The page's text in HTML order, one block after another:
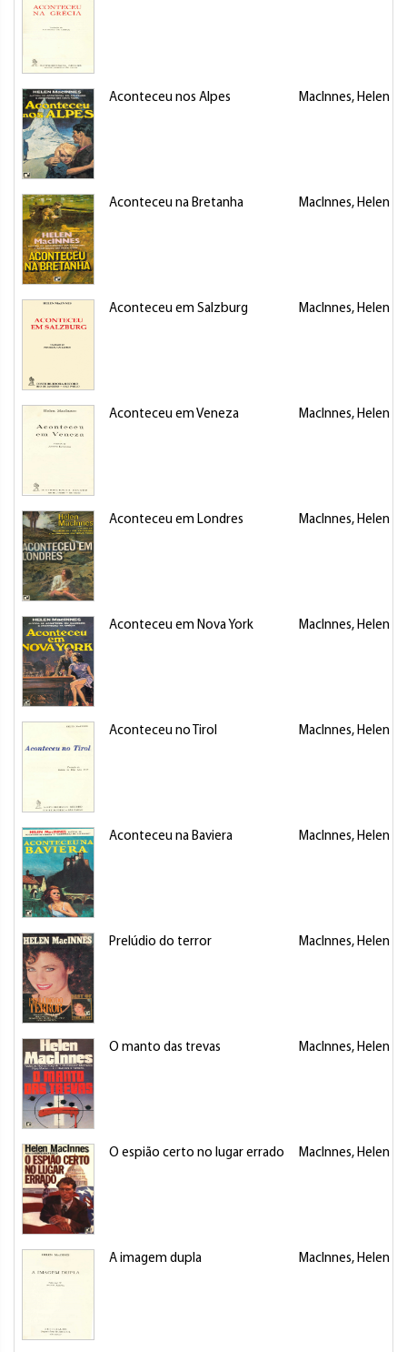
Aconteceu nos Alpes MacInnes, Helen
Aconteceu na Bretanha MacInnes, Helen
Aconteceu em Salzburg MacInnes, Helen
Aconteceu em Veneza MacInnes, Helen
Aconteceu em Londres MacInnes, Helen
Aconteceu em Nova York MacInnes, Helen
Aconteceu no Tirol MacInnes, Helen
Aconteceu na Baviera MacInnes, Helen
Prelúdio do terror MacInnes, Helen
O manto das trevas MacInnes, Helen
O espião certo no lugar errado MacInnes, Helen
A imagem dupla MacInnes, Helen